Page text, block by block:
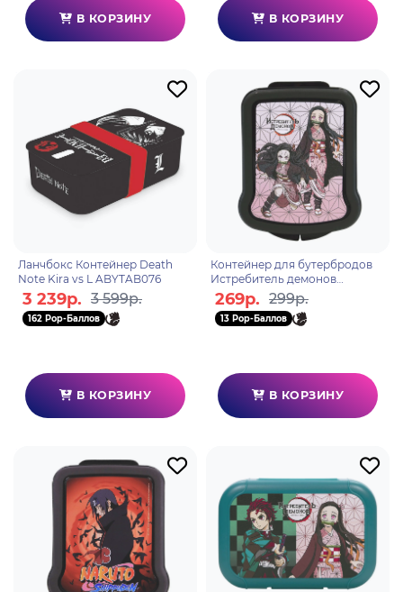
В КОРЗИНУ В КОРЗИНУ
Ланчбокс Контейнер Death
Note Kira vs L ABYTAB076
3 239р. 3 599р.
162 Pop-Баллов
В КОРЗИНУ
Контейнер для бутербродов
Истребитель демонов
170х130х42мм
269р. 299р.
13 Pop-Баллов
В КОРЗИНУ